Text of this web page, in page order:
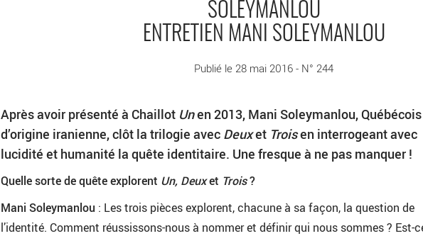
SOLEYMANLOU
ENTRETIEN MANI SOLEYMANLOU
Publié le 28 mai 2016 - N° 244
Après avoir présenté à Chaillot Unen 2013, Mani Soleymanlou, Québécois
d’origine iranienne, clôt la trilogie avec Deuxet Troisen interrogeant avec
lucidité et humanité la quête identitaire. Une fresque à ne pas manquer !
Quelle sorte de quête explorent Un, Deuxet Trois?
Mani Soleymanlou : Les trois pièces explorent, chacune à sa façon, la question de
l’identité. Comment réussissons-nous à nommer et définir qui nous sommes ? Est-